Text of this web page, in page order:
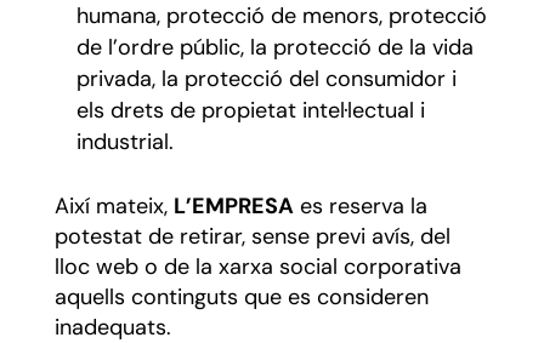
humana, protecció de menors, protecció
de l’ordre públic, la protecció de la vida
privada, la protecció del consumidor i
els drets de propietat intel·lectual i
industrial.
Així mateix, L’EMPRESAes reserva la
potestat de retirar, sense previ avís, del
lloc web o de la xarxa social corporativa
aquells continguts que es consideren
inadequats.